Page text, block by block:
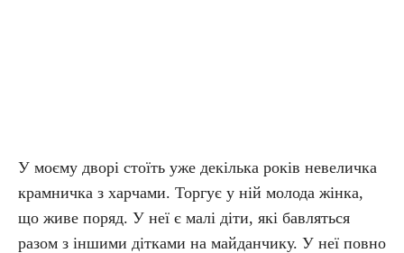
У моєму дворі стоїть уже декілька років невеличка
крамничка з харчами. Торгує у ній молода жінка,
що живе поряд. У неї є малі діти, які бавляться
разом з іншими дітками на майданчику. У неї повно